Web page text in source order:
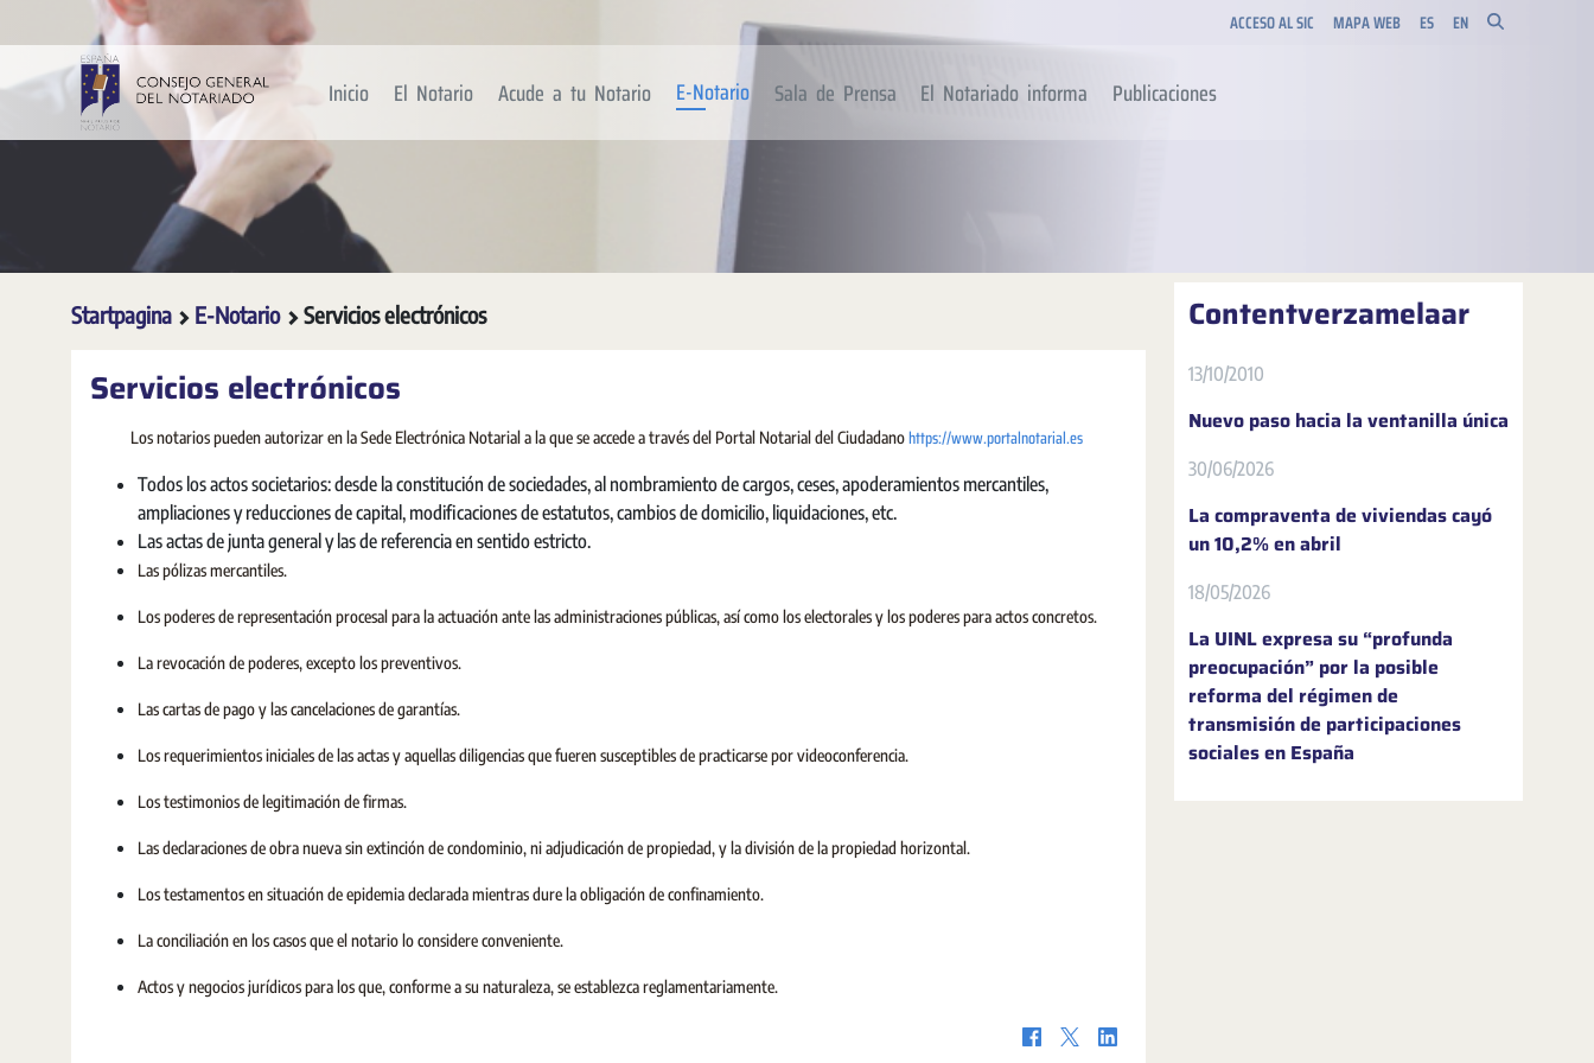
Overslaan en naar hoofdinhoud gaan ACCESO AL SIC MAPA WEB ES EN
Inicio El Notario Acude a tu Notario E-Notario Sala de Prensa El Notariado informa Publicaciones
Startpagina E-Notario Servicios electrónicos
Servicios electrónicos
Los notarios pueden autorizar en la Sede Electrónica Notarial a la que se accede a través del Portal Notarial del Ciudadanohttps://www.portalnotarial.es
Todos los actos societarios: desde la constitución de sociedades, al nombramiento de cargos, ceses, apoderamientos mercantiles,
ampliaciones y reducciones de capital, modificaciones de estatutos, cambios de domicilio, liquidaciones, etc.
Las actas de junta general y las de referencia en sentido estricto.
Las pólizas mercantiles.
Los poderes de representación procesal para la actuación ante las administraciones públicas, así como los electorales y los poderes para actos concretos.
La revocación de poderes, excepto los preventivos.
Las cartas de pago y las cancelaciones de garantías.
Los requerimientos iniciales de las actas y aquellas diligencias que fueren susceptibles de practicarse por videoconferencia.
Los testimonios de legitimación de firmas.
Las declaraciones de obra nueva sin extinción de condominio, ni adjudicación de propiedad, y la división de la propiedad horizontal.
Los testamentos en situación de epidemia declarada mientras dure la obligación de confinamiento.
La conciliación en los casos que el notario lo considere conveniente.
Actos y negocios jurídicos para los que, conforme a su naturaleza, se establezca reglamentariamente.
Contentverzamelaar
13/10/2010
Nuevo paso hacia la ventanilla única
30/06/2026
La compraventa de viviendas cayó
un 10,2% en abril
18/05/2026
La UINL expresa su “profunda
preocupación” por la posible
reforma del régimen de
transmisión de participaciones
sociales en España